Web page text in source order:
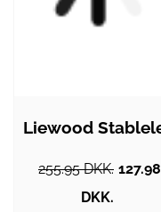
255.95 DKK. 127.98
DKK.